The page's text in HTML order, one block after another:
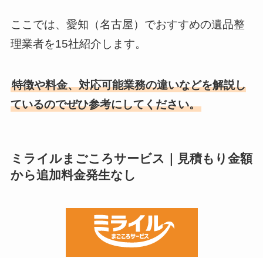
ここでは、愛知（名古屋）でおすすめの遺品整
理業者を15社紹介します。
特徴や料金、対応可能業務の違いなどを解説し
ているのでぜひ参考にしてください。
ミライルまごころサービス｜見積もり金額
から追加料金発生なし